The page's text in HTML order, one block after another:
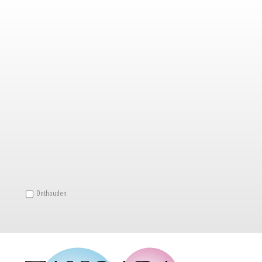
Onthouden